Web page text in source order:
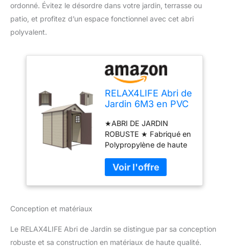
ordonné. Évitez le désordre dans votre jardin, terrasse ou
patio, et profitez d’un espace fonctionnel avec cet abri
polyvalent.
RELAX4LIFE Abri de
Jardin 6M3 en PVC
Verrouillable,
Cabane de Jardin
190X192X226 CM
avec Toit en Pente,
Fenêtre & Rampe
pour Vélo, Abri à
Outils pour Jardin
★ABRI DE JARDIN
ROBUSTE ★ Fabriqué en
Polypropylène de haute
métal robuste, l’abri à
outils est résistant à la
corrosion, à la rouille et à
vent 18m/s, idéal pour
une longue utilisation à
Conception et matériaux
Le RELAX4LIFE Abri de Jardin se distingue par sa conception
robuste et sa construction en matériaux de haute qualité.